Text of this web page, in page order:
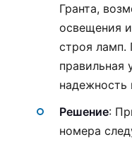
Гранта,
освещения
строя ламп.
правильная
надежность
Решение:
номера